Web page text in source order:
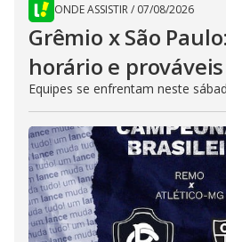
ONDE ASSISTIR/ 07/08/2026
Grêmio x São
horário e
Equipes se enfrentam neste